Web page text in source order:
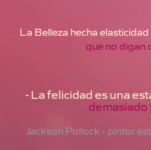
La Belleza hecha
que no digan
- La felicidad es una
demasiado
Jackson Pollock - pintor